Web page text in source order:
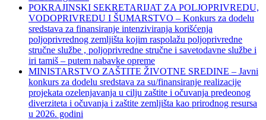
POKRAJINSKI SEKRETARIJAT ZA POLJOPRIVREDU,
VODOPRIVREDU I ŠUMARSTVO – Konkurs za dodelu
sredstava za finansiranje intenziviranja korišćenja
poljoprivrednog zemljišta kojim raspolažu poljoprivredne
stručne službe , poljoprivredne stručne i savetodavne službe i
iri tamiš ‒ putem nabavke opreme
MINISTARSTVO ZAŠTITE ŽIVOTNE SREDINE – Javni
konkurs za dodelu sredstava za su/finansiranje realizacije
projekata ozelenjavanja u cilju zaštite i očuvanja predeonog
diverziteta i očuvanja i zaštite zemljišta kao prirodnog resursa
u 2026. godini